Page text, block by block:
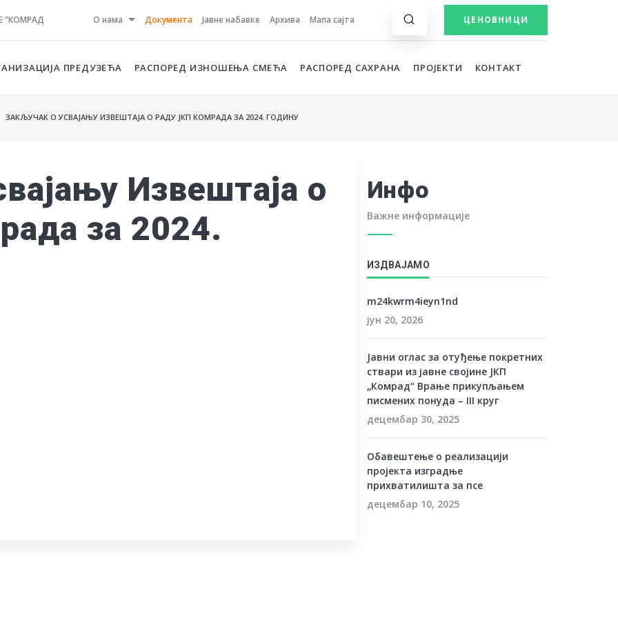
”КОМРАД О нама Документа Јавне набавке Архива Мапа сајта ЦЕНОВНИЦИ
ПРЕДУЗЕЋА РАСПОРЕД ИЗНОШЕЊА СМЕЋА РАСПОРЕД САХРАНА ПРОЈЕКТИ КОНТАКТ
ЗАКЉУЧАК О УСВАЈАЊУ ИЗВЕШТАЈА О РАДУ ЈКП КОМРАДА ЗА 2024. ГОДИНУ
Извештаја о
за 2024.
Инфо
Важне информације
ИЗДВАЈАМО
m24kwrm4ieyn1nd
јун 20, 2026
Јавни оглас за отуђење покретних
ствари из јавне својине ЈКП
„Комрад“ Врање прикупљањем
писмених понуда – III круг
децембар 30, 2025
Обавештење о реализацији
пројекта изградње
прихватилишта за псе
децембар 10, 2025